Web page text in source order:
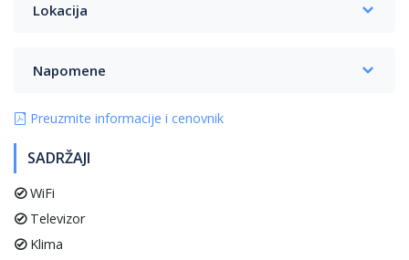
Lokacija
Napomene
Preuzmite informacije i cenovnik
SADRŽAJI
WiFi
Televizor
Klima